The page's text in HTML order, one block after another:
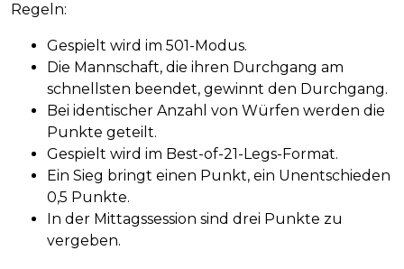
Regeln:
Gespielt wird im 501-Modus.
Die Mannschaft, die ihren Durchgang am
schnellsten beendet, gewinnt den Durchgang.
Bei identischer Anzahl von Würfen werden die
Punkte geteilt.
Gespielt wird im Best-of-21-Legs-Format.
Ein Sieg bringt einen Punkt, ein Unentschieden
0,5 Punkte.
In der Mittagssession sind drei Punkte zu
vergeben.